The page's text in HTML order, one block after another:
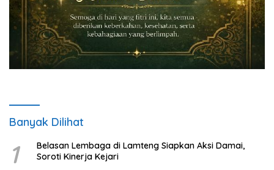
Banyak Dilihat
1
Belasan Lembaga di Lamteng Siapkan Aksi Damai,
Soroti Kinerja Kejari